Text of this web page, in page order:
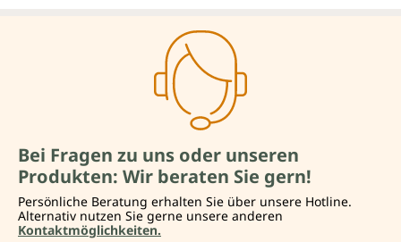
Bei Fragen zu uns oder unseren
Produkten: Wir beraten Sie gern!
Persönliche Beratung erhalten Sie über unsere Hotline.
Alternativ nutzen Sie gerne unsere anderen
Kontaktmöglichkeiten.